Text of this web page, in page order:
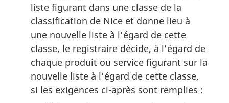
liste figurant dans une classe de la
classification de Nice et donne lieu à
une nouvelle liste à l’égard de cette
classe, le registraire décide, à l’égard de
chaque produit ou service figurant sur la
nouvelle liste à l’égard de cette classe,
si les exigences ci-après sont remplies :